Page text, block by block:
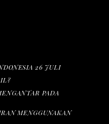
26 JULI
PADA
MENGGUNAKAN